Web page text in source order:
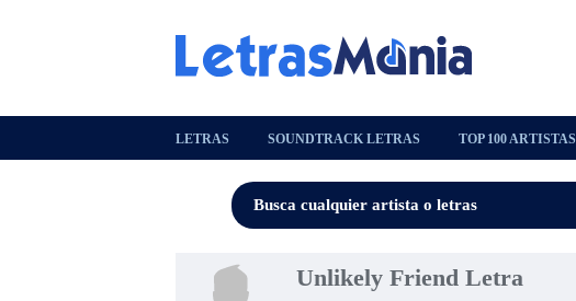
LETRAS SOUNDTRACK LETRAS TOP 100 ARTISTAS
Unlikely Friend Letra